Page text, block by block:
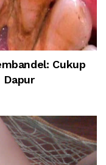
Cukup
Dapur